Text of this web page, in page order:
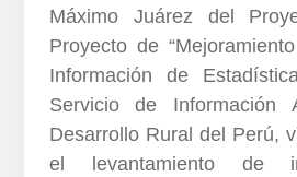
Máximo Juárez del
Proyecto de
Información de
Servicio de Información
Desarrollo Rural del Perú,
el levantamiento de